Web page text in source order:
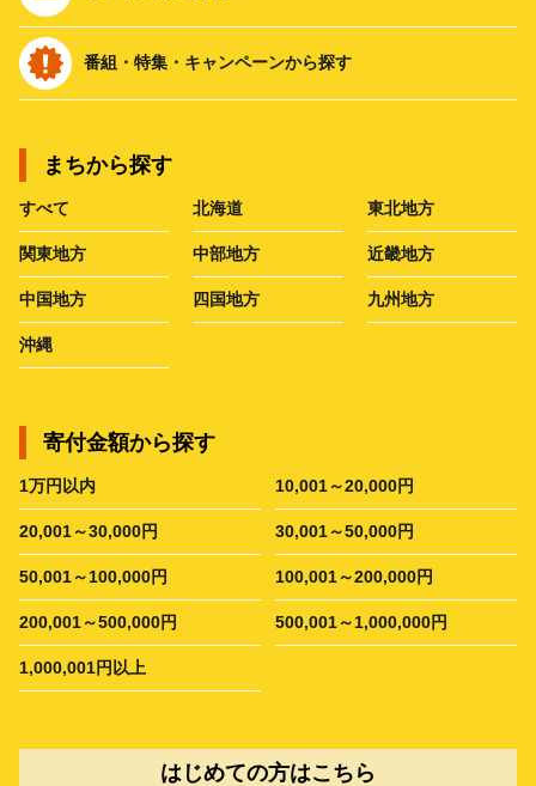
番組・特集・キャンペーンから探す
まちから探す
すべて 北海道 東北地方
関東地方 中部地方 近畿地方
中国地方 四国地方 九州地方
沖縄
寄付金額から探す
1万円以内 10,001～20,000円
20,001～30,000円 30,001～50,000円
50,001～100,000円 100,001～200,000円
200,001～500,000円 500,001～1,000,000円
1,000,001円以上
はじめての方はこちら